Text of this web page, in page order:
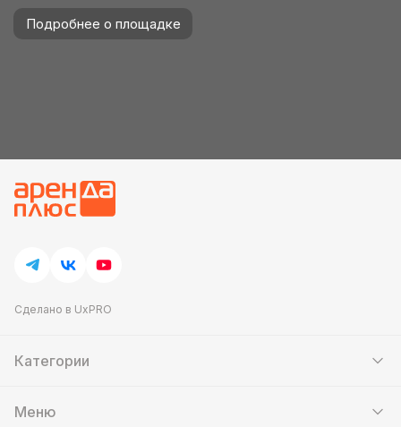
Подробнее о площадке
Сделано в UxPRO
Категории
Кейтеринг
Меню